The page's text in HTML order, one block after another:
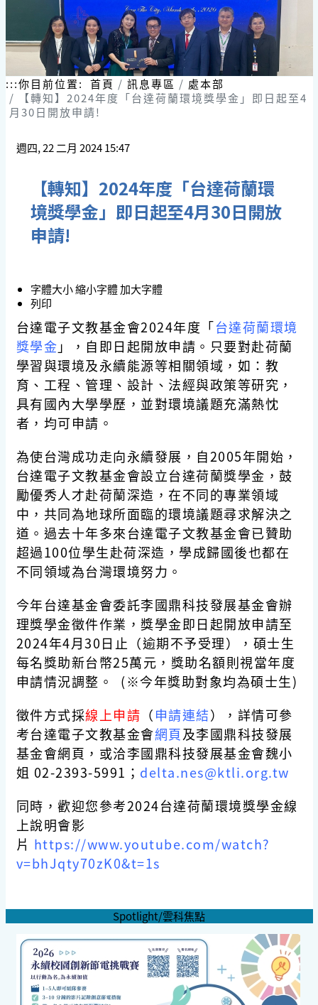
:::你目前位置: 首頁 訊息專區
處本部
【轉知】2024年度「台達荷蘭環境獎學金」即日起至4
月30日開放申請!
週四, 22 二月 2024 15:47
【轉知】2024年度「台達荷蘭環
境獎學金」即日起至4月30日開放
申請!
字體大小縮小字體加大字體
列印
台達電子文教基金會2024年度「台達荷蘭環境
獎學金 」，自即日起開放申請。只要對赴荷蘭
學習與環境及永續能源等相關領域，如：教
育、工程、管理、設計、法經與政策等研究，
具有國內大學學歷，並對環境議題充滿熱忱
者，均可申請。
為使台灣成功走向永續發展，自2005年開始，
台達電子文教基金會設立台達荷蘭獎學金，鼓
勵優秀人才赴荷蘭深造，在不同的專業領域
中，共同為地球所面臨的環境議題尋求解決之
道。過去十年多來台達電子文教基金會已贊助
超過100位學生赴荷深造，學成歸國後也都在
不同領域為台灣環境努力。
今年台達基金會委託李國鼎科技發展基金會辦
理獎學金徵件作業，獎學金即日起開放申請至
2024年4月30日止（逾期不予受理），碩士生
每名獎助新台幣25萬元，獎助名額則視當年度
申請情況調整。 (※今年獎助對象均為碩士生)
徵件方式採線上申請 （申請連結），詳情可參
考台達電子文教基金會網頁及李國鼎科技發展
基金會網頁，或洽李國鼎科技發展基金會魏小
姐 02-2393-5991； delta.nes@ktli.org.tw
同時，歡迎您參考2024台達荷蘭環境獎學金線
上說明會影
片 https://www.youtube.com/watch?
v=bhJqty70zK0&t=1s
Spotlight/雲科焦點